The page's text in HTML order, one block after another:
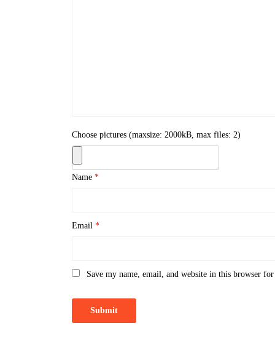
Choose pictures (maxsize: 2000kB, max files: 2)
Name*
Email*
Save my name, email, and website in this browser